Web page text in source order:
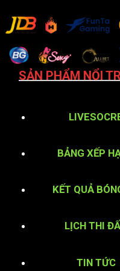
SẢN PHẨM NỔI
BẢNG XẾP
KẾT QUẢ
LỊCH THI
TIN TỨC